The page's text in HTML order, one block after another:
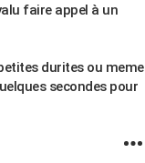
faire appel à un
durites ou meme
secondes pour